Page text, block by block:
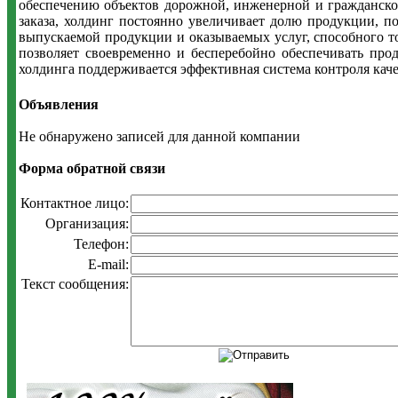
обеспечению объектов дорожной, инженерной и
заказа, холдинг постоянно увеличивает долю продукции,
выпускаемой продукции и оказываемых услуг, способного
позволяет своевременно и бесперебойно обеспечивать
холдинга поддерживается эффективная система контроля
Объявления
Не обнаружено записей для данной компании
Форма обратной связи
Контактное лицо:
Организация:
Телефон:
E-mail:
Текст сообщения: